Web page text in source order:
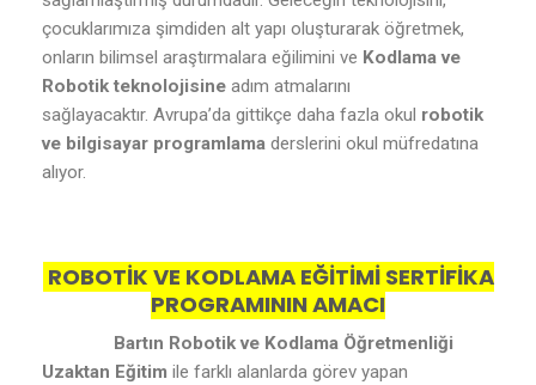
çocuklarımıza şimdiden alt yapı oluşturarak öğretmek,
onların bilimsel araştırmalara eğilimini ve Kodlama ve
Robotik teknolojisine adım atmalarını
sağlayacaktır. Avrupa’da gittikçe daha fazla okul robotik
ve bilgisayar programlama derslerini okul müfredatına
alıyor.
ROBOTİK VE KODLAMA EĞİTİMİ SERTİFİKA
PROGRAMININ AMACI
Bartın Robotik ve Kodlama Öğretmenliği
Uzaktan Eğitim ile farklı alanlarda görev yapan